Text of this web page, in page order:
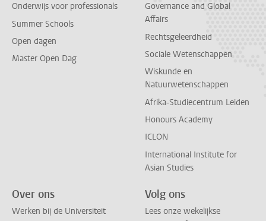
Onderwijs voor professionals
Summer Schools
Open dagen
Master Open Dag
Governance and Global
Affairs
Rechtsgeleerdheid
Sociale Wetenschappen
Wiskunde en
Natuurwetenschappen
Afrika-Studiecentrum Leiden
Honours Academy
ICLON
International Institute for
Asian Studies
Over ons
Werken bij de Universiteit
Volg ons
Lees onze wekelijkse